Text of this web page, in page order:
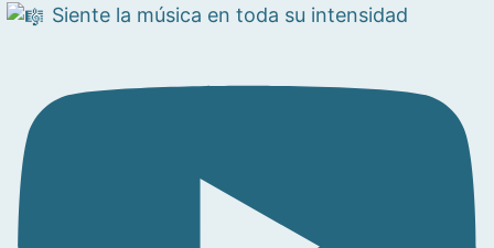
Siente la música en toda su intensidad